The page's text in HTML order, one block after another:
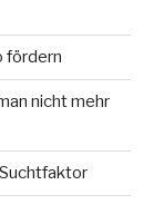
fördern
nicht mehr